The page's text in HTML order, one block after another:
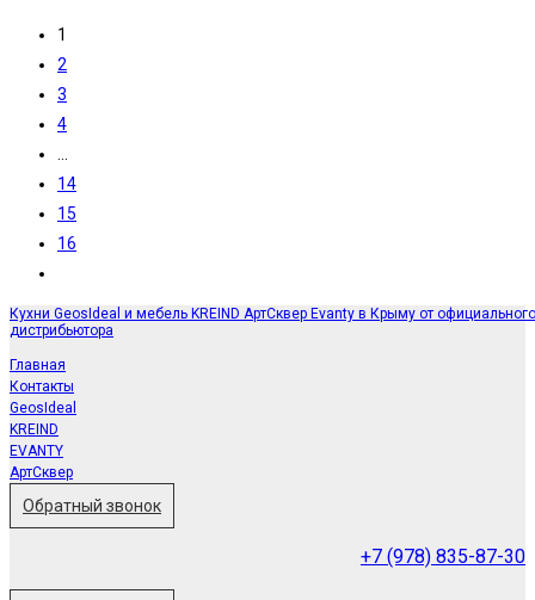
1
2
3
4
14
15
16
Кухни GeosIdeal и мебель KREIND АртСквер Evanty в Крыму от официального
дистрибьютора
Главная
Контакты
GeosIdeal
KREIND
EVANTY
АртСквер
Обратный звонок
+7 (978) 835-87-30